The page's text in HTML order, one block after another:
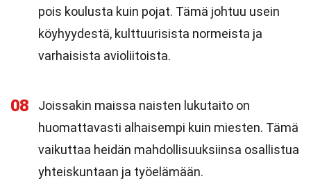
pois koulusta kuin pojat. Tämä johtuu usein
köyhyydestä, kulttuurisista normeista ja
varhaisista avioliitoista.
08
Joissakin maissa naisten lukutaito on
huomattavasti alhaisempi kuin miesten. Tämä
vaikuttaa heidän mahdollisuuksiinsa osallistua
yhteiskuntaan ja työelämään.